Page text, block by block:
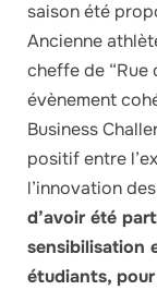
saison été
Ancienne
cheffe de “Rue
évènement
Business
positif entre
l’innovation
d’avoir été
sensibilisation
étudiants,